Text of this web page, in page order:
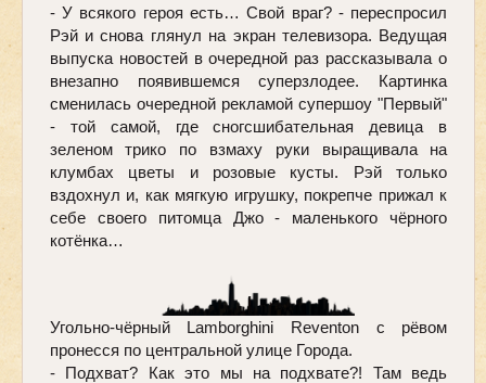
- У всякого героя есть… Свой враг? - переспросил
Рэй и снова глянул на экран телевизора. Ведущая
выпуска новостей в очередной раз рассказывала о
внезапно появившемся суперзлодее. Картинка
сменилась очередной рекламой супершоу "Первый"
- той самой, где сногсшибательная девица в
зеленом трико по взмаху руки выращивала на
клумбах цветы и розовые кусты. Рэй только
вздохнул и, как мягкую игрушку, покрепче прижал к
себе своего питомца Джо - маленького чёрного
котёнка…
Угольно-чёрный Lamborghini Reventon с рёвом
пронесся по центральной улице Города.
- Подхват? Как это мы на подхвате?! Там ведь